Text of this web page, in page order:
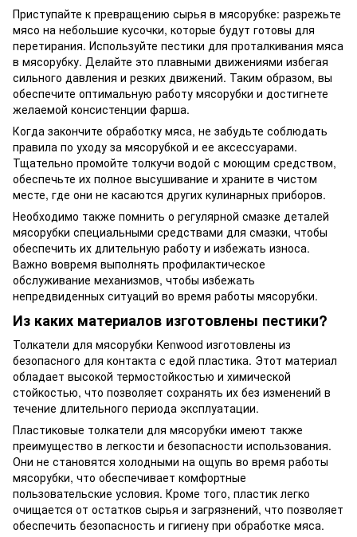
Приступайте к превращению сырья в мясорубке: разрежьте
мясо на небольшие кусочки, которые будут готовы для
перетирания. Используйте пестики для проталкивания мяса
в мясорубку. Делайте это плавными движениями избегая
сильного давления и резких движений. Таким образом, вы
обеспечите оптимальную работу мясорубки и достигнете
желаемой консистенции фарша.
Когда закончите обработку мяса, не забудьте соблюдать
правила по уходу за мясорубкой и ее аксессуарами.
Тщательно промойте толкучи водой с моющим средством,
обеспечьте их полное высушивание и храните в чистом
месте, где они не касаются других кулинарных приборов.
Необходимо также помнить о регулярной смазке деталей
мясорубки специальными средствами для смазки, чтобы
обеспечить их длительную работу и избежать износа.
Важно вовремя выполнять профилактическое
обслуживание механизмов, чтобы избежать
непредвиденных ситуаций во время работы мясорубки.
Из каких материалов изготовлены пестики?
Толкатели для мясорубки Kenwood изготовлены из
безопасного для контакта с едой пластика. Этот материал
обладает высокой термостойкостью и химической
стойкостью, что позволяет сохранять их без изменений в
течение длительного периода эксплуатации.
Пластиковые толкатели для мясорубки имеют также
преимущество в легкости и безопасности использования.
Они не становятся холодными на ощупь во время работы
мясорубки, что обеспечивает комфортные
пользовательские условия. Кроме того, пластик легко
очищается от остатков сырья и загрязнений, что позволяет
обеспечить безопасность и гигиену при обработке мяса.